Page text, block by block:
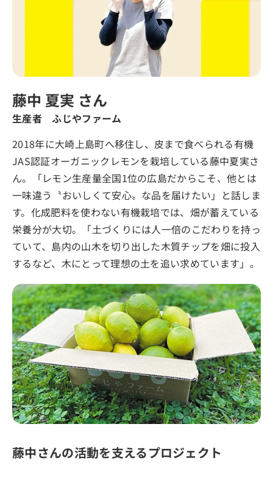
藤中 夏実 さん
生産者 ふじやファーム
2018年に大崎上島町へ移住し、皮まで食べられる有機
JAS認証オーガニックレモンを栽培している藤中夏実さ
ん。「レモン生産量全国1位の広島だからこそ、他とは
一味違う〝おいしくて安心〟な品を届けたい」と話しま
す。化成肥料を使わない有機栽培では、畑が蓄えている
栄養分が大切。「土づくりには人一倍のこだわりを持っ
ていて、島内の山木を切り出した木質チップを畑に投入
するなど、木にとって理想の土を追い求めています」。
藤中さんの活動を支えるプロジェクト